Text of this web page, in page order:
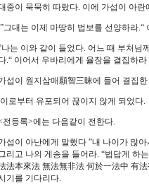
중이 묵묵히 따랐다. 이에 가섭이 아란
”그대는 이제 마땅히 법보를 선양하라
나는 이와 같이 들었다. 어느 때 부처님
.“ 이어서 우바리에게 율장을 결집하
섭이 원지삼매願智三昧에 들어 결집
이로부터 유포되어 끊이지 않게 되었다.
전등록>에는 다음같이 전한다.
섭이 아난에게 말했다 ”내 나이가 많
리고 나의 게송을 들어라. “법답게 하
法本來法 無法無非法 何於一法中 有
기를 기다리다.